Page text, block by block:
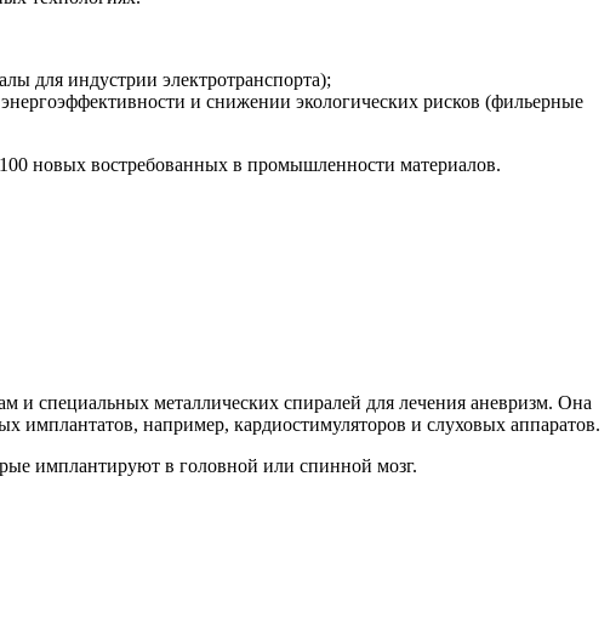
для индустрии электротранспорта);
и снижении экологических рисков (фильерные
новых востребованных в промышленности материалов.
и специальных металлических спиралей для лечения аневризм. Она
имплантатов, например, кардиостимуляторов и слуховых аппаратов.
имплантируют в головной или спинной мозг.